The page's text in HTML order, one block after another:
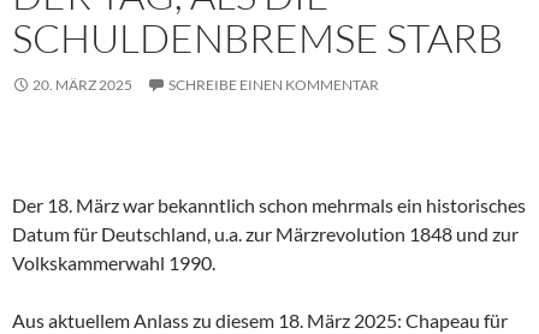
SCHULDENBREMSE STARB
20. MÄRZ 2025 SCHREIBE EINEN KOMMENTAR
Der 18. März war bekanntlich schon mehrmals ein historisches
Datum für Deutschland, u.a. zur Märzrevolution 1848 und zur
Volkskammerwahl 1990.
Aus aktuellem Anlass zu diesem 18. März 2025: Chapeau für